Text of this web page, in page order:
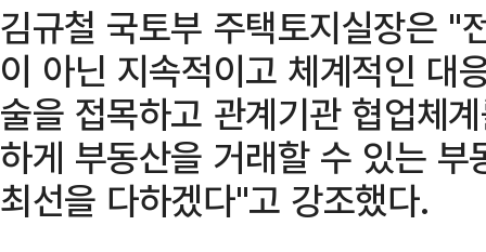
김규철 국토부 주택토지실장은 "
이 아닌 지속적이고 체계적인 대
술을 접목하고 관계기관 협업체
하게 부동산을 거래할 수 있는
최선을 다하겠다"고 강조했다.